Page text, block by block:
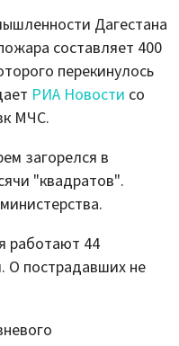
Дагестана
составляет 400
перекинулось
РИА Новости со
МЧС.
загорелся в
"квадратов".
работают 44
О пострадавших не